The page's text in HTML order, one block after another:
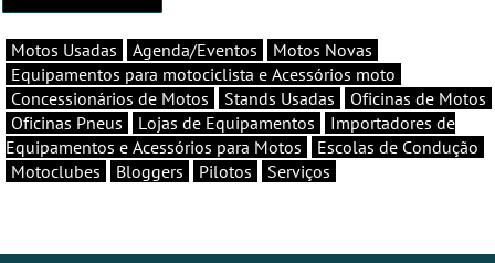
Motos Usadas Agenda/Eventos
Motos Novas
Equipamentos para motociclista e Acessórios moto
Concessionários de Motos
Stands Usadas
Oficinas de Motos
Oficinas Pneus
Lojas de Equipamentos
Importadores de
Equipamentos e Acessórios para Motos
Escolas de Condução
Motoclubes
Bloggers Pilotos Serviços